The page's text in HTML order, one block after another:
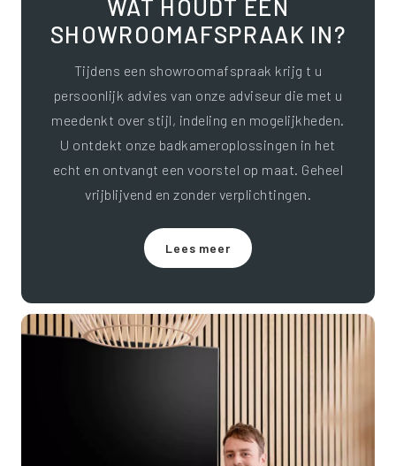
WAT HOUDT EEN
SHOWROOMAFSPRAAK IN?
Tijdens een showroomafspraak krijg t u
persoonlijk advies van onze adviseur die met u
meedenkt over stijl, indeling en mogelijkheden.
U ontdekt onze badkameroplossingen in het
echt en ontvangt een voorstel op maat. Geheel
vrijblijvend en zonder verplichtingen.
Lees meer